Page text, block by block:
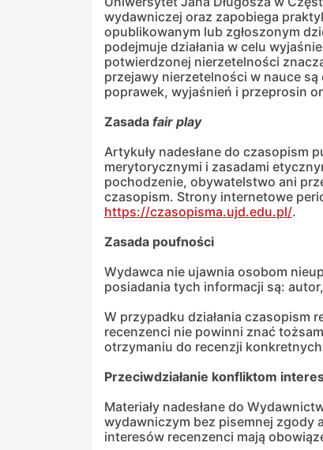
wydawniczej oraz zapobiega
opublikowanym lub zgłoszonym
podejmuje działania w celu
potwierdzonej nierzetelności
przejawy nierzetelności w nauce
poprawek, wyjaśnień i przeprosin
Zasada fair play
Artykuły nadesłane do czasopism
merytorycznymi i zasadami
pochodzenie, obywatelstwo ani
czasopism. Strony internetowe
https://czasopisma.ujd.edu.pl/.
Zasada poufności
Wydawca nie ujawnia osobom
posiadania tych informacji są:
W przypadku działania czasopism
recenzenci nie powinni znać
otrzymaniu do recenzji konkretnych
Przeciwdziałanie konfliktom
Materiały nadesłane do
wydawniczym bez pisemnej
interesów recenzenci mają